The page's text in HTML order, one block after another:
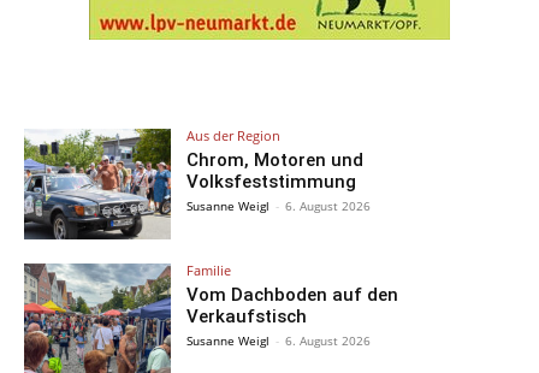
Aus der Region
Chrom, Motoren und
Volksfeststimmung
Susanne Weigl - 6. August 2026
Familie
Vom Dachboden auf den
Verkaufstisch
Susanne Weigl - 6. August 2026